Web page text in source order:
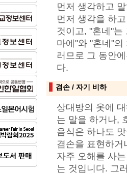
먼저 생각하고
먼저 생각을 하
것이고, "혼네"는
마에"와 "혼네"
러므로 그 동안
다.
겸손 / 자기 비하
상대방의 옷에
는 말을 하거나,
음식은 하나도
겸손을 표현하
자주 오해를 사
는 것입니다. 그